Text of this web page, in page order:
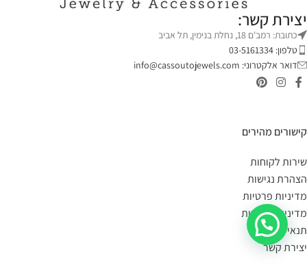
יצירת קשר:
כתובת: רמב'ם 18, נחלת בנימין, תל אביב
טלפון: 03-5161334
דואר אלקטרוני: info@cassoutojewels.com
קישורים מהירים
שירות לקוחות
הצהרת נגישות
מדיניות פרטיות
מדיניות החזרות
תנאי שימוש
יצירת קשר